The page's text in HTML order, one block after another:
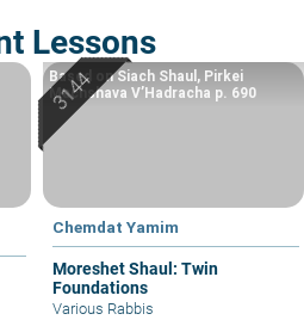
Lessons
Chemdat Yamim
Moreshet Shaul: Twin
Foundations
Based on Siach Shaul, Pirkei
Machshava V’Hadracha p. 690
Various Rabbis